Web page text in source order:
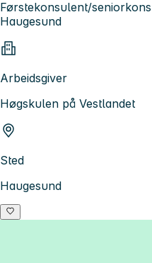
Førstekonsulent/
Haugesund
Arbeidsgiver
Høgskulen på Vestlandet
Sted
Haugesund